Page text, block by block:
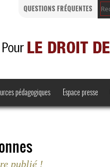
QUESTIONS FRÉQUENTES
pédagogiques Espace presse
publié !